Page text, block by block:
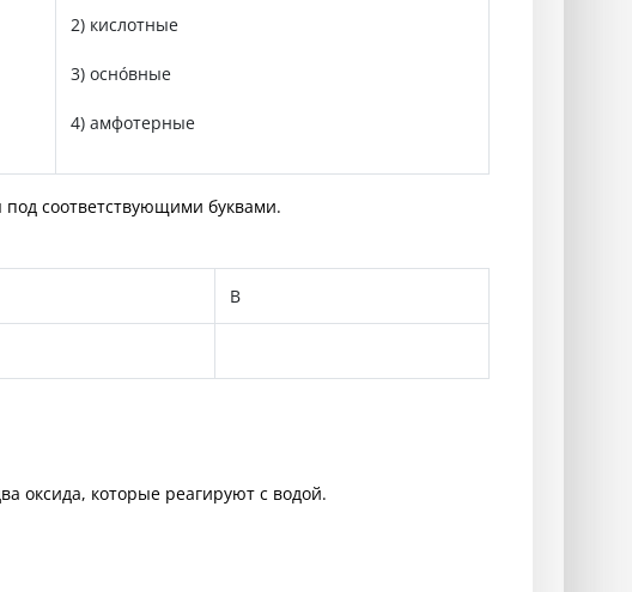
2) кислотные
3) оснóвные
4) амфотерные
соответствующими буквами.
В
оксида, которые реагируют с водой.